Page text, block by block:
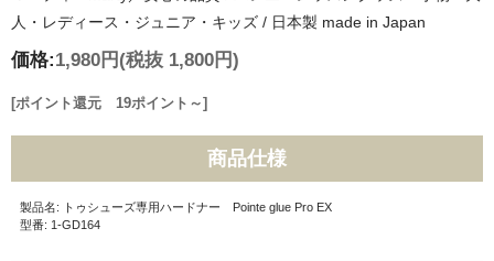
人・レディース・ジュニア・キッズ / 日本製 made in Japan
価格:1,980円 (税抜 1,800円)
[ポイント還元 19ポイント～]
商品仕様
製品名: トゥシューズ専用ハードナー Pointe glue Pro EX
型番: 1-GD164